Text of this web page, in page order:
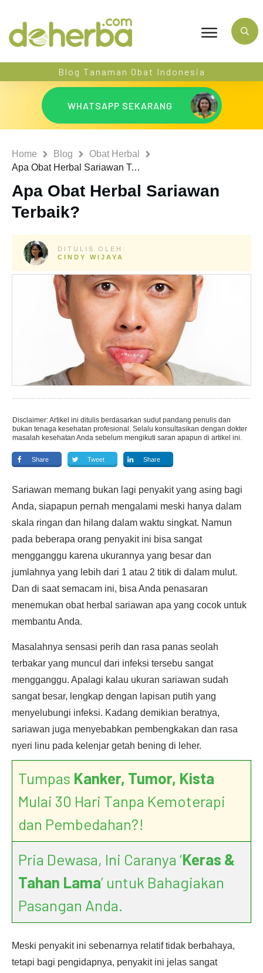
Blog Tanaman Obat Indonesia
WHATSAPP SEKARANG
Home Blog
Obat Herbal
Apa Obat Herbal Sariawan Terbaik?
Apa Obat Herbal Sariawan
Terbaik?
DITULIS OLEH:
CINDY WIJAYA
Disclaimer: Artikel ini ditulis berdasarkan sudut pandang penulis dan
bukan tenaga kesehatan profesional. Selalu konsultasikan dengan dokter
masalah kesehatan Anda sebelum mengikuti saran apapun di artikel ini.
Share Tweet Share
Sariawan memang bukan lagi penyakit yang asing bagi
Anda, siapapun pernah mengalami meski hanya dalam
skala ringan dan hilang dalam waktu singkat. Namun
pada beberapa orang penyakit ini bisa sangat
mengganggu karena ukurannya yang besar dan
jumlahnya yang lebih dari 1 atau 2 titik di dalam mulut.
Dan di saat semacam ini, bisa Anda penasaran
menemukan obat herbal sariawan apa yang cocok untuk
membantu Anda.
Masalahnya sensasi perih dan rasa panas seolah
terbakar yang muncul dari infeksi tersebu sangat
mengganggu. Apalagi kalau ukuran sariawan sudah
sangat besar, lengkap dengan lapisan putih yang
menyelubungi infeksi. Kadang demikian beratnya,
sariawan juga menyebabkan pembengkakan dan rasa
nyeri linu pada kelenjar getah bening di leher.
Tumpas Kanker, Tumor, Kista
Mulai 30 Hari Tanpa Kemoterapi
dan Pembedahan?!
Pria Dewasa, Ini Caranya ‘Keras &
Tahan Lama’ untuk Bahagiakan
Pasangan Anda.
Meski penyakit ini sebenarnya relatif tidak berbahaya,
tetapi bagi pengidapnya, penyakit ini jelas sangat